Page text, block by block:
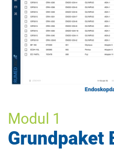
Modul 1
Grundpaket